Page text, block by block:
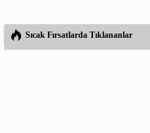
Sıcak Fırsatlarda Tıklananlar